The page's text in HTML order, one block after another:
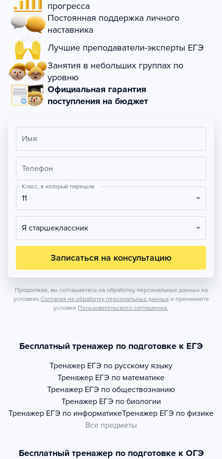
прогресса
Постоянная поддержка личного
наставника
Лучшие преподаватели-эксперты ЕГЭ
Занятия в небольших группах по
уровню
Официальная гарантия
поступления на бюджет
Имя
Телефон
Класс, в который перешли
11
Я старшеклассник
Записаться на консультацию
Продолжая, вы соглашаетесь на обработку персональных данных на
условиях Согласия на обработку персональных данных и принимаете
условия Пользовательского соглашения.
Бесплатный тренажер по подготовке к ЕГЭ
Тренажер ЕГЭ по русскому языку
Тренажер ЕГЭ по математике
Тренажер ЕГЭ по обществознанию
Тренажер ЕГЭ по биологии
Тренажер ЕГЭ по информатикеТренажер ЕГЭ по физике
Все предметы
Бесплатный тренажер по подготовке к ОГЭ